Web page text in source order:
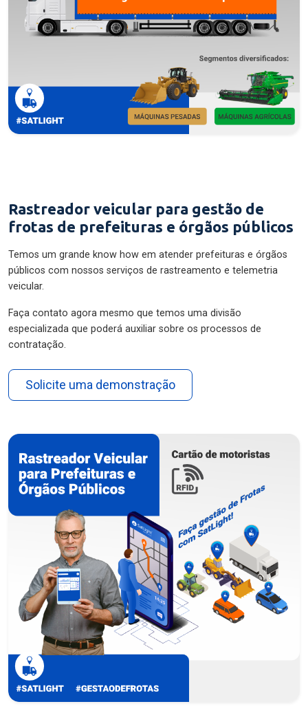
Rastreador veicular para gestão de
frotas de prefeituras e órgãos públicos
Temos um grande know how em atender prefeituras e órgãos
públicos com nossos serviços de rastreamento e telemetria
veicular.
Faça contato agora mesmo que temos uma divisão
especializada que poderá auxiliar sobre os processos de
contratação.
Solicite uma demonstração